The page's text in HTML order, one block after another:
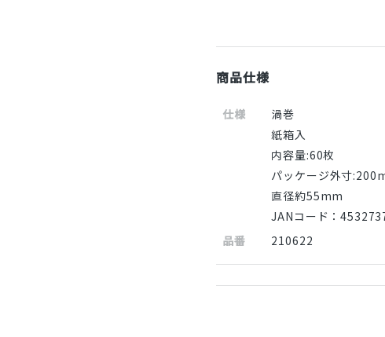
商品仕様
仕様
渦巻
紙箱入
内容量:60枚
パッケージ外寸
直径約55mm
JANコード：
品番
210622